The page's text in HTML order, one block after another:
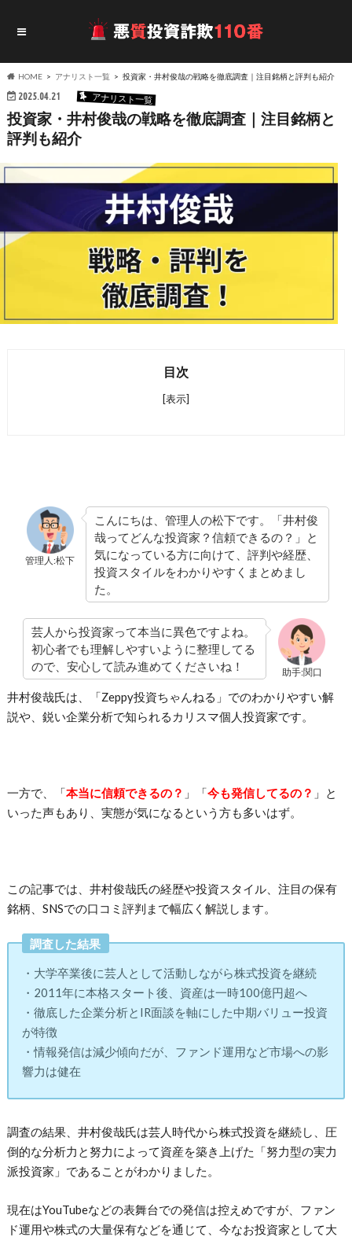
HOME アナリスト一覧 投資家・井村俊哉の戦略を徹底調査｜注目銘柄と評判も紹介
2025.04.21 アナリスト一覧
投資家・井村俊哉の戦略を徹底調査｜注目銘柄と
評判も紹介
目次
[表示]
管理人:松下
こんにちは、管理人の松下です。「井村俊
哉ってどんな投資家？信頼できるの？」と
気になっている方に向けて、評判や経歴、
投資スタイルをわかりやすくまとめまし
た。
助手:関口
芸人から投資家って本当に異色ですよね。
初心者でも理解しやすいように整理してる
ので、安心して読み進めてくださいね！
井村俊哉氏は、「Zeppy投資ちゃんねる」でのわかりやすい解
説や、鋭い企業分析で知られるカリスマ個人投資家です。
一方で、「本当に信頼できるの？ 」「今も発信してるの？ 」と
いった声もあり、実態が気になるという方も多いはず。
この記事では、井村俊哉氏の経歴や投資スタイル、注目の保有
銘柄、SNSでの口コミ評判まで幅広く解説します。
調査した結果
・大学卒業後に芸人として活動しながら株式投資を継続
・2011年に本格スタート後、資産は一時100億円超へ
・徹底した企業分析とIR面談を軸にした中期バリュー投資
が特徴
・情報発信は減少傾向だが、ファンド運用など市場への影
響力は健在
調査の結果、井村俊哉氏は芸人時代から株式投資を継続し、圧
倒的な分析力と努力によって資産を築き上げた「努力型の実力
派投資家」であることがわかりました。
現在はYouTubeなどの表舞台での発信は控えめですが、ファン
ド運用や株式の大量保有などを通じて、今なお投資家として大